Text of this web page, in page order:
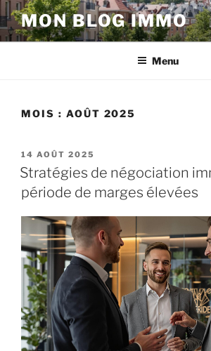
Aller
au
contenu
MON BLOG IMMO
Menu
MOIS : AOÛT 2025
PUBLIÉ
LE
14 AOÛT 2025
Stratégies de négociation
période de marges élevées